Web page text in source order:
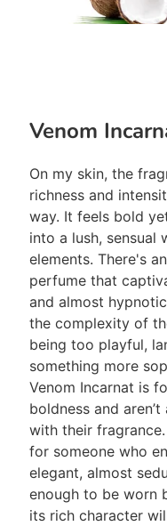
Venom
On my skin, the
richness and
way. It feels bold
into a lush,
elements. There's
perfume that
and almost
the complexity of
being too playful,
something more
Venom Incarnat is
boldness and
with their
for someone who
elegant, almost
enough to be worn
its rich character